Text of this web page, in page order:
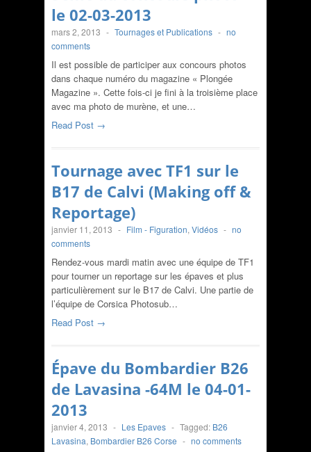
le 02-03-2013
mars 2, 2013 - Tournages et Publications - no
comments
Il est possible de participer aux concours photos
dans chaque numéro du magazine « Plongée
Magazine ». Cette fois-ci je fini à la troisième place
avec ma photo de murène, et une…
Read Post →
Tournage avec TF1 sur le
B17 de Calvi (Making off &
Reportage)
janvier 11, 2013 - Film - Figuration, Vidéos - no
comments
Rendez-vous mardi matin avec une équipe de TF1
pour tourner un reportage sur les épaves et plus
particulièrement sur le B17 de Calvi. Une partie de
l’équipe de Corsica Photosub…
Read Post →
Épave du Bombardier B26
de Lavasina -64M le 04-01-
2013
janvier 4, 2013 - Les Epaves - Tagged: B26
Lavasina, Bombardier B26 Corse - no comments